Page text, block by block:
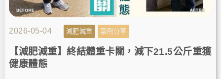
2026-05-04 減肥減重 案例分享
【減肥減重】終結體重卡關，減下21.5公斤重獲
健康體態